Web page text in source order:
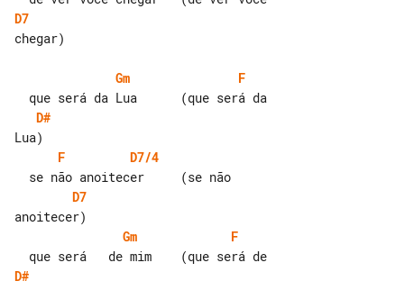
D7
chegar)
Gm
F
D#
F
D7/4
D7
Gm
F
D#